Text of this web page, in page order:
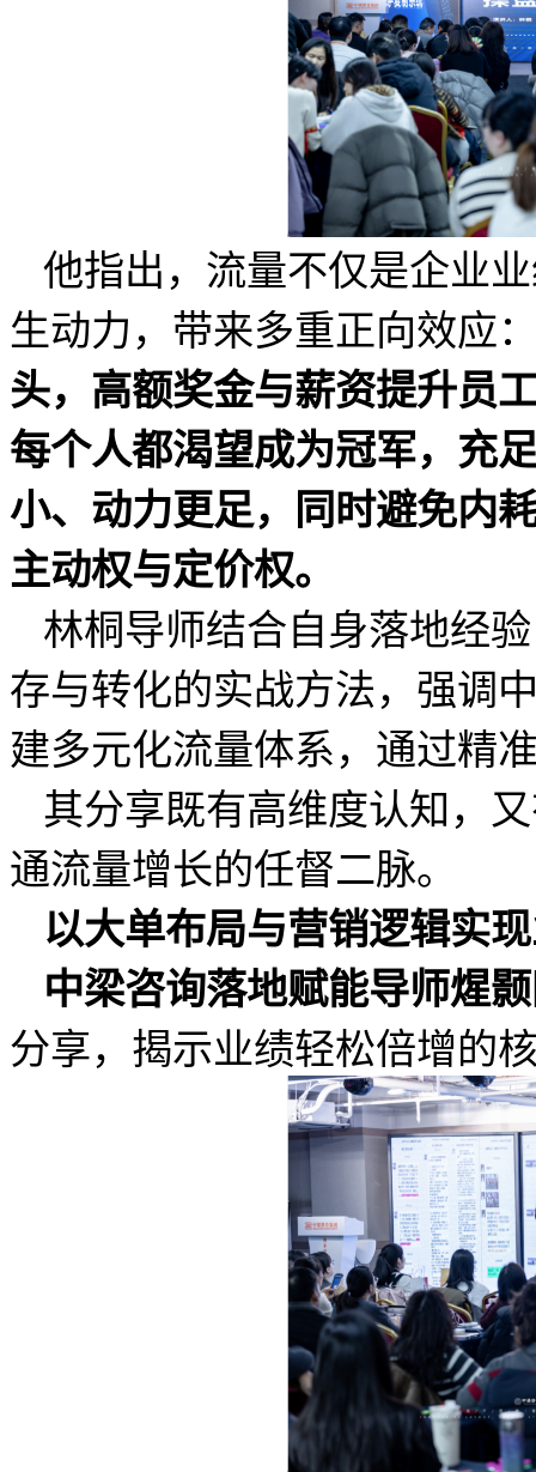
他指出，流量不仅是企业
生动力，带来多重正向效应
头，高额奖金与薪资提升员
每个人都渴望成为冠军，充
小、动力更足，同时避免内
主动权与定价权。
林桐导师结合自身落地经
存与转化的实战方法，强调
建多元化流量体系，通过精
其分享既有高维度认知，
通流量增长的任督二脉。
以大单布局与营销逻辑实
中梁咨询落地赋能导师煋颢
分享，揭示业绩轻松倍增的